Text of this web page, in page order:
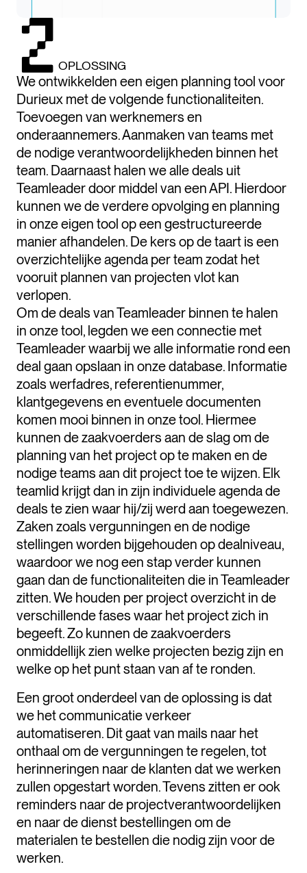
OPLOSSING
We ontwikkelden een eigen planning tool voor
Durieux met de volgende functionaliteiten.
Toevoegen van werknemers en
onderaannemers. Aanmaken van teams met
de nodige verantwoordelijkheden binnen het
team. Daarnaast halen we alle deals uit
Teamleader door middel van een API. Hierdoor
kunnen we de verdere opvolging en planning
in onze eigen tool op een gestructureerde
manier afhandelen. De kers op de taart is een
overzichtelijke agenda per team zodat het
vooruit plannen van projecten vlot kan
verlopen.
Om de deals van Teamleader binnen te halen
in onze tool, legden we een connectie met
Teamleader waarbij we alle informatie rond een
deal gaan opslaan in onze database. Informatie
zoals werfadres, referentienummer,
klantgegevens en eventuele documenten
komen mooi binnen in onze tool. Hiermee
kunnen de zaakvoerders aan de slag om de
planning van het project op te maken en de
nodige teams aan dit project toe te wijzen. Elk
teamlid krijgt dan in zijn individuele agenda de
deals te zien waar hij/zij werd aan toegewezen.
Zaken zoals vergunningen en de nodige
stellingen worden bijgehouden op dealniveau,
waardoor we nog een stap verder kunnen
gaan dan de functionaliteiten die in Teamleader
zitten. We houden per project overzicht in de
verschillende fases waar het project zich in
begeeft. Zo kunnen de zaakvoerders
onmiddellijk zien welke projecten bezig zijn en
welke op het punt staan van af te ronden.
Een groot onderdeel van de oplossing is dat
we het communicatie verkeer
automatiseren. Dit gaat van mails naar het
onthaal om de vergunningen te regelen, tot
herinneringen naar de klanten dat we werken
zullen opgestart worden. Tevens zitten er ook
reminders naar de projectverantwoordelijken
en naar de dienst bestellingen om de
materialen te bestellen die nodig zijn voor de
werken.